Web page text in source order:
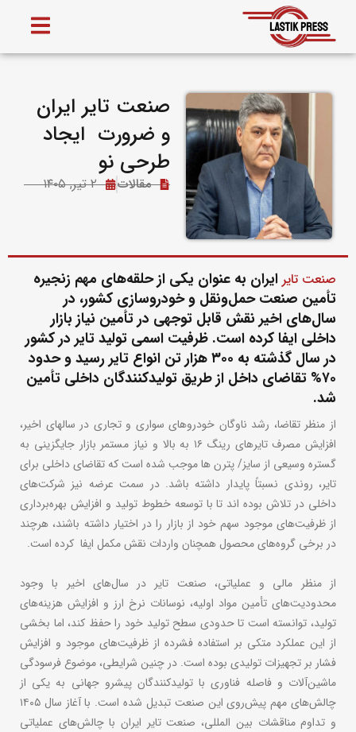
صنعت تایر ایران
و ضرورت ایجاد
طرحی نو
مقالات ۲ تیر, ۱۴۰۵
صنعت تایر ایران به عنوان یکی از حلقه‌های مهم زنجیره
تأمین صنعت حمل‌ونقل و خودروسازی کشور، در
سال‌های اخیر نقش قابل توجهی در تأمین نیاز بازار
داخلی ایفا کرده است. ظرفیت اسمی تولید تایر در کشور
در سال گذشته به ۳۰۰ هزار تن انواع تایر رسید و حدود
۷۰% تقاضای داخل از طریق تولیدکنندگان داخلی تأمین
شد.
از منظر تقاضا، رشد ناوگان خودروهای سواری و تجاری در سالهای اخیر،
افزایش مصرف تایرهای رینگ ۱۶ به بالا و نیاز مستمر بازار جایگزینی به
گستره وسیعی از سایز/ پترن ها موجب شده است که تقاضای داخلی برای
تایر، روندی نسبتاً پایدار داشته باشد. در سمت عرضه نیز شرکت‌های
داخلی در تلاش بوده اند تا با توسعه خطوط تولید و افزایش بهره‌برداری
از ظرفیت‌های موجود سهم خود از بازار را در اختیار داشته باشند، هرچند
در برخی گروه‌های محصول همچنان واردات نقش مکمل ایفا کرده است.
از منظر مالی و عملیاتی، صنعت تایر در سال‌های اخیر با وجود
محدودیت‌های تأمین مواد اولیه، نوسانات نرخ ارز و افزایش هزینه‌های
تولید، توانسته است تا حدودی سطح تولید خود را حفظ کند، اما بخشی
از این عملکرد متکی بر استفاده فشرده از ظرفیت‌های موجود و افزایش
فشار بر تجهیزات تولیدی بوده است. در چنین شرایطی، موضوع فرسودگی
ماشین‌آلات و فاصله فناوری با تولیدکنندگان پیشرو جهانی به یکی از
چالش‌های مهم پیش‌روی این صنعت تبدیل شده است. با آغاز سال ۱۴۰۵
و تداوم مناقشات بین المللی، صنعت تایر ایران با چالش‌های عملیاتی